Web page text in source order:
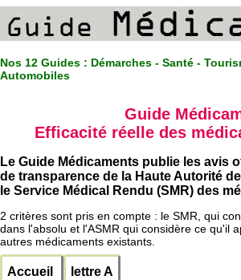
Nos 12 Guides : Démarches - Santé -
Automobiles
Guide
Efficacité réelle des
Le Guide Médicaments publie les avis
de transparence de la Haute Autorité
le Service Médical Rendu (SMR) des
2 critères sont pris en compte : le SMR, qui
dans l'absolu et l'ASMR qui considère ce qu'il
autres médicaments existants.
Accueil lettre A